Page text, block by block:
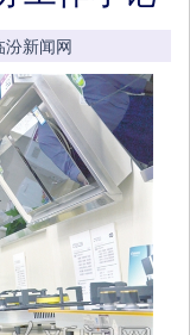
新闻网